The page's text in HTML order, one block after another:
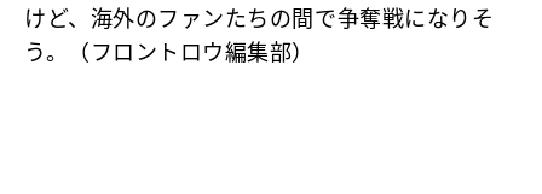
けど、海外のファンたちの間で争奪戦になりそ
う。（フロントロウ編集部）